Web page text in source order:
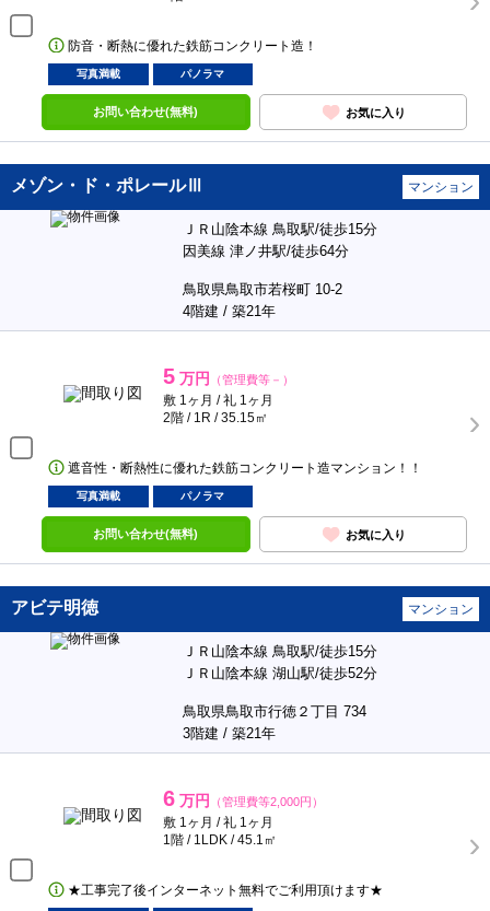
防音・断熱に優れた鉄筋コンクリート造！
写真満載 パノラマ
お問い合わせ(無料) お気に入り
メゾン・ド・ポレールⅢ マンション
ＪＲ山陰本線 鳥取駅/徒歩15分
因美線 津ノ井駅/徒歩64分
鳥取県鳥取市若桜町 10-2
4階建 / 築21年
5 万円 （管理費等－）
敷 1ヶ月 / 礼 1ヶ月
2階 / 1R / 35.15㎡
遮音性・断熱性に優れた鉄筋コンクリート造マンション！！
写真満載 パノラマ
お問い合わせ(無料) お気に入り
アビテ明徳 マンション
ＪＲ山陰本線 鳥取駅/徒歩15分
ＪＲ山陰本線 湖山駅/徒歩52分
鳥取県鳥取市行徳２丁目 734
3階建 / 築21年
6 万円 （管理費等2,000円）
敷 1ヶ月 / 礼 1ヶ月
1階 / 1LDK / 45.1㎡
★工事完了後インターネット無料でご利用頂けます★